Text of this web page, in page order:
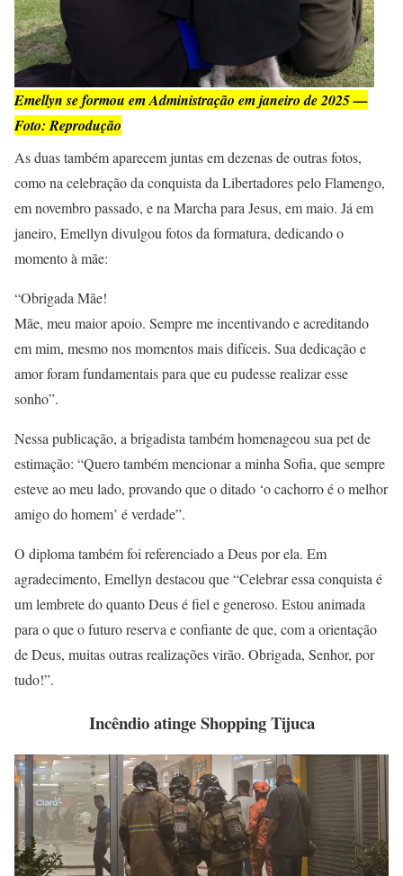
Emellyn se formou em Administração em janeiro de 2025 —
Foto: Reprodução
As duas também aparecem juntas em dezenas de outras fotos,
como na celebração da conquista da Libertadores pelo Flamengo,
em novembro passado, e na Marcha para Jesus, em maio. Já em
janeiro, Emellyn divulgou fotos da formatura, dedicando o
momento à mãe:
“Obrigada Mãe!
Mãe, meu maior apoio. Sempre me incentivando e acreditando
em mim, mesmo nos momentos mais difíceis. Sua dedicação e
amor foram fundamentais para que eu pudesse realizar esse
sonho”.
Nessa publicação, a brigadista também homenageou sua pet de
estimação: “Quero também mencionar a minha Sofia, que sempre
esteve ao meu lado, provando que o ditado ‘o cachorro é o melhor
amigo do homem’ é verdade”.
O diploma também foi referenciado a Deus por ela. Em
agradecimento, Emellyn destacou que “Celebrar essa conquista é
um lembrete do quanto Deus é fiel e generoso. Estou animada
para o que o futuro reserva e confiante de que, com a orientação
de Deus, muitas outras realizações virão. Obrigada, Senhor, por
tudo!”.
Incêndio atinge Shopping Tijuca